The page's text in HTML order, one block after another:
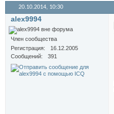
20.10.2014, 10:30
alex9994
Член сообщества
Регистрация
16.12.2005
Сообщений
391